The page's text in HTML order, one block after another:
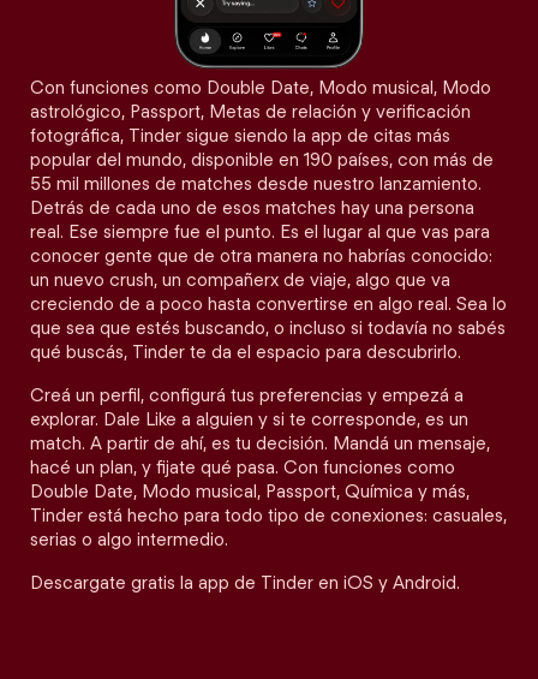
Con funciones como Double Date, Modo musical, Modo
astrológico, Passport, Metas de relación y verificación
fotográfica, Tinder sigue siendo la app de citas más
popular del mundo, disponible en 190 países, con más de
55 mil millones de matches desde nuestro lanzamiento.
Detrás de cada uno de esos matches hay una persona
real. Ese siempre fue el punto. Es el lugar al que vas para
conocer gente que de otra manera no habrías conocido:
un nuevo crush, un compañerx de viaje, algo que va
creciendo de a poco hasta convertirse en algo real. Sea lo
que sea que estés buscando, o incluso si todavía no sabés
qué buscás, Tinder te da el espacio para descubrirlo.
Creá un perfil, configurá tus preferencias y empezá a
explorar. Dale Like a alguien y si te corresponde, es un
match. A partir de ahí, es tu decisión. Mandá un mensaje,
hacé un plan, y fijate qué pasa. Con funciones como
Double Date, Modo musical, Passport, Química y más,
Tinder está hecho para todo tipo de conexiones: casuales,
serias o algo intermedio.
Descargate gratis la app de Tinder en iOS y Android.